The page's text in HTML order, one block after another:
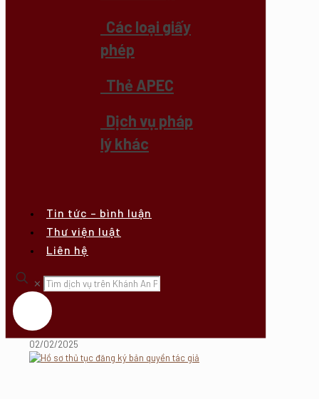
Các loại giấy
phép
Thẻ APEC
Dịch vụ pháp
lý khác
Tin tức – bình luận
Thư viện luật
Liên hệ
✕
02/02/2025